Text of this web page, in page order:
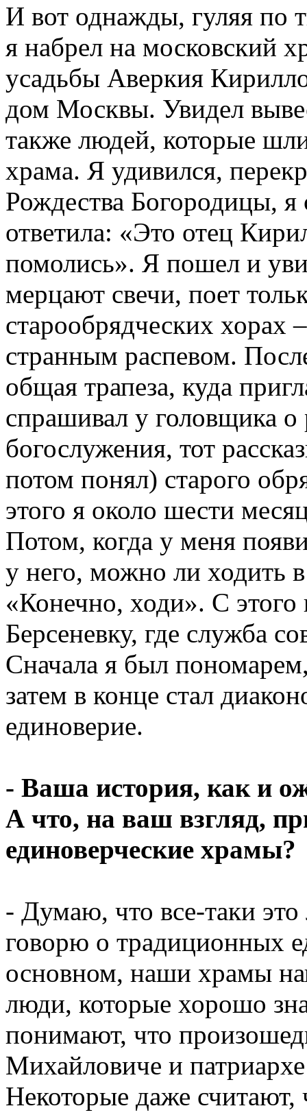
И вот однажды, гуляя по
я набрел на московский
усадьбы Аверкия
дом Москвы. Увидел
также людей, которые
храма. Я удивился,
Рождества Богородицы,
ответила: «Это отец
помолись». Я пошел и
мерцают свечи, поет
старообрядческих хорах
странным распевом.
общая трапеза, куда
спрашивал у головщика о
богослужения, тот
потом понял) старого
этого я около шести
Потом, когда у меня
у него, можно ли ходить
«Конечно, ходи». С этого
Берсеневку, где служба
Сначала я был
затем в конце стал
единоверие.
- Ваша история, как и
А что, на ваш взгляд,
единоверческие храмы?
- Думаю, что все-таки
говорю о традиционных
основном, наши храмы
люди, которые хорошо
понимают, что
Михайловиче и
Некоторые даже считают,